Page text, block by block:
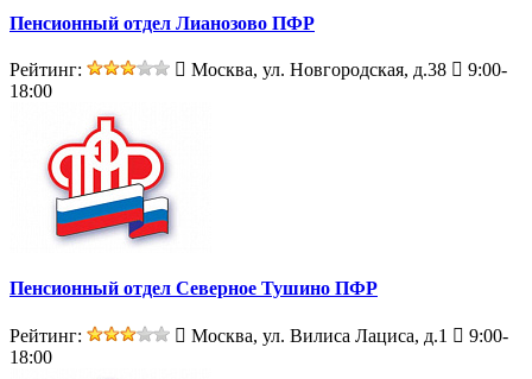
Пенсионный отдел Лианозово ПФР
Рейтинг: Москва, ул. Новгородская, д.38
9:00-
18:00
Пенсионный отдел Северное Тушино ПФР
Рейтинг: Москва, ул. Вилиса Лациса, д.1
9:00-
18:00